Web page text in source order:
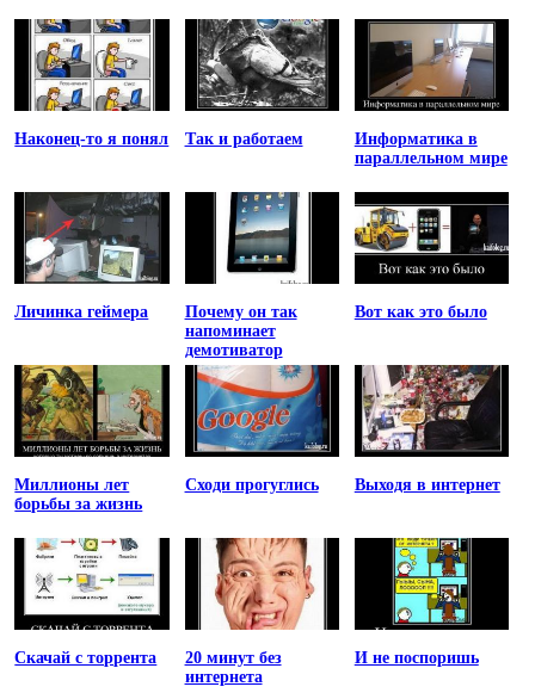
Наконец-то я понял Так и работаем
Информатика в
параллельном мире
Личинка геймера
Почему он так
напоминает
демотиватор
Вот как это было
Миллионы лет
борьбы за жизнь
Сходи прогуглись Выходя в интернет
Скачай с торрента
20 минут без
интернета
И не поспоришь